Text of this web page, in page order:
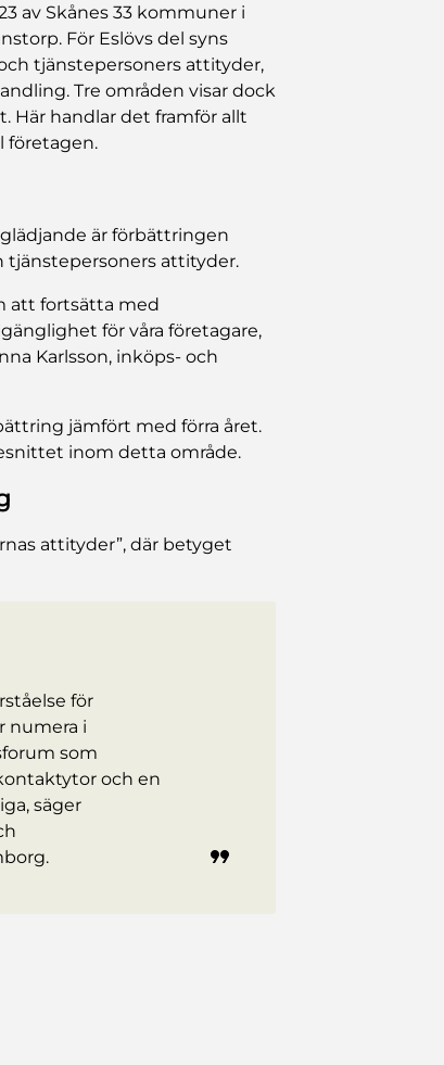
av Skånes 33 kommuner i
För Eslövs del syns
tjänstepersoners attityder,
Tre områden visar dock
Här handlar det framför allt
företagen.
är förbättringen
attityder.
att fortsätta med
för våra företagare,
Karlsson, inköps- och
jämfört med förra året.
inom detta område.
attityder”, där betyget
för
numera i
som
och en
säger